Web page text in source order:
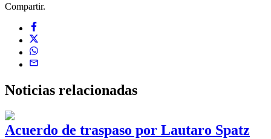
Compartir.
Noticias relacionadas
Acuerdo de traspaso por Lautaro Spatz